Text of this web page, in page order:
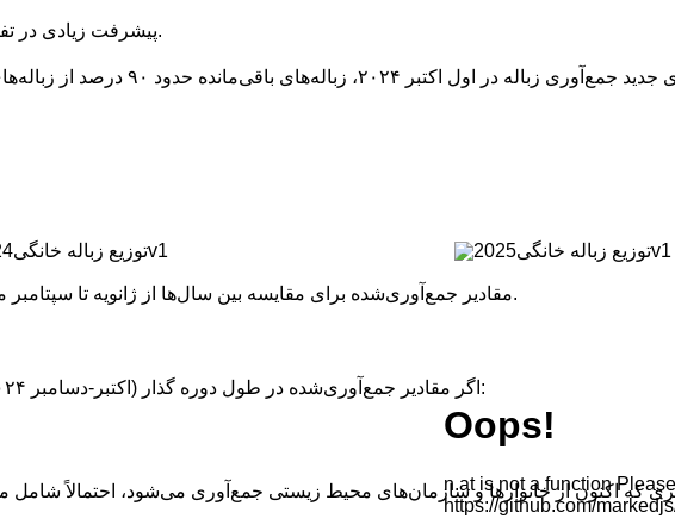
پیشرفت زیادی در تفکیک زباله در بین خانوارهای بورنهولم و مناطق کلبه‌های تابستانی وجود دارد.
مقادیر جمع‌آوری‌شده برای مقایسه بین سال‌ها از ژانویه تا سپتامبر محاسبه شده‌اند.
اگر مقادیر جمع‌آوری‌شده در طول دوره گذار (اکتبر-دسامبر ۲۰۲۴) لحاظ شود، توزیع پس از سال اول طرح‌های جدید به این شکل خواهد بود: